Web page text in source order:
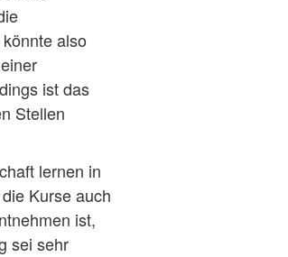
also
ist das
Stellen
lernen in
Kurse auch
ist,
sei sehr